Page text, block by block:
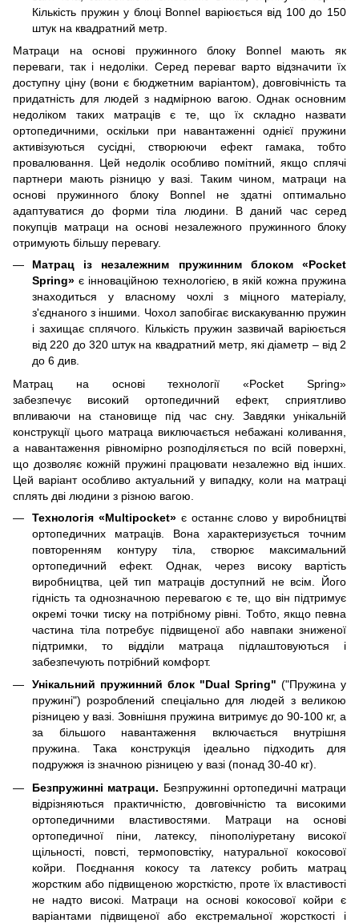
Кількість пружин у блоці Bonnel варіюється від 100 до 150
штук на квадратний метр.
Матраци на основі пружинного блоку Bonnel мають як
переваги, так і недоліки. Серед переваг варто відзначити їх
доступну ціну (вони є бюджетним варіантом), довговічність та
придатність для людей з надмірною вагою. Однак основним
недоліком таких матраців є те, що їх складно назвати
ортопедичними, оскільки при навантаженні однієї пружини
активізуються сусідні, створюючи ефект гамака, тобто
провалювання. Цей недолік особливо помітний, якщо сплячі
партнери мають різницю у вазі. Таким чином, матраци на
основі пружинного блоку Bonnel не здатні оптимально
адаптуватися до форми тіла людини. В даний час серед
покупців матраци на основі незалежного пружинного блоку
отримують більшу перевагу.
Матрац із незалежним пружинним блоком «Pocket
Spring» є інноваційною технологією, в якій кожна пружина
знаходиться у власному чохлі з міцного матеріалу,
з'єднаного з іншими. Чохол запобігає вискакуванню пружин
і захищає сплячого. Кількість пружин зазвичай варіюється
від 220 до 320 штук на квадратний метр, які діаметр – від 2
до 6 див.
Матрац на основі технології «Pocket Spring»
забезпечує високий ортопедичний ефект, сприятливо
впливаючи на становище під час сну. Завдяки унікальній
конструкції цього матраца виключається небажані коливання,
а навантаження рівномірно розподіляється по всій поверхні,
що дозволяє кожній пружині працювати незалежно від інших.
Цей варіант особливо актуальний у випадку, коли на матраці
сплять дві людини з різною вагою.
Технологія «Multipocket»є останнє слово у виробництві
ортопедичних матраців. Вона характеризується точним
повторенням контуру тіла, створює максимальний
ортопедичний ефект. Однак, через високу вартість
виробництва, цей тип матраців доступний не всім. Його
гідність та однозначною перевагою є те, що він підтримує
окремі точки тиску на потрібному рівні. Тобто, якщо певна
частина тіла потребує підвищеної або навпаки зниженої
підтримки, то відділи матраца підлаштовуються і
забезпечують потрібний комфорт.
Унікальний пружинний блок "Dual Spring" ("Пружина у
пружині") розроблений спеціально для людей з великою
різницею у вазі. Зовнішня пружина витримує до 90-100 кг, а
за більшого навантаження включається внутрішня
пружина. Така конструкція ідеально підходить для
подружжя із значною різницею у вазі (понад 30-40 кг).
Безпружинні матраци. Безпружинні ортопедичні матраци
відрізняються практичністю, довговічністю та високими
ортопедичними властивостями. Матраци на основі
ортопедичної піни, латексу, пінополіуретану високої
щільності, повсті, термоповстіку, натуральної кокосової
койри. Поєднання кокосу та латексу робить матрац
жорстким або підвищеною жорсткістю, проте їх властивості
не надто високі. Матраци на основі кокосової койри є
варіантами підвищеної або екстремальної жорсткості і